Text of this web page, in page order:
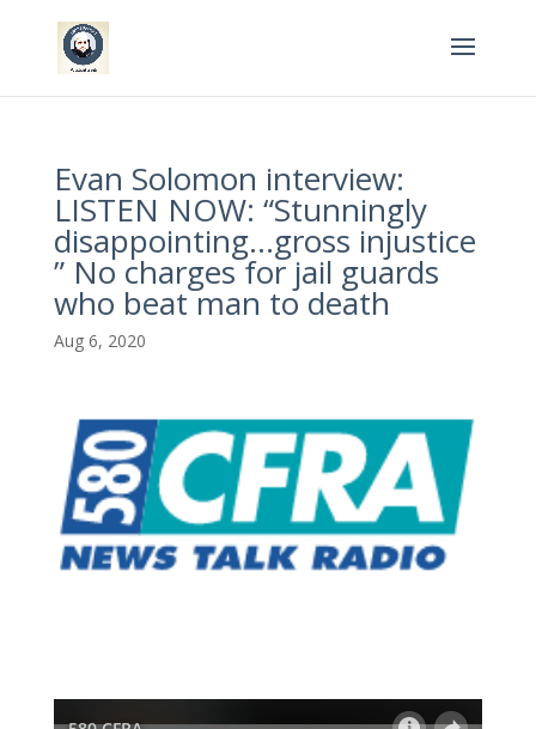
Evan Solomon interview:
LISTEN NOW: “Stunningly
disappointing…gross injustice
” No charges for jail guards
who beat man to death
Aug 6, 2020